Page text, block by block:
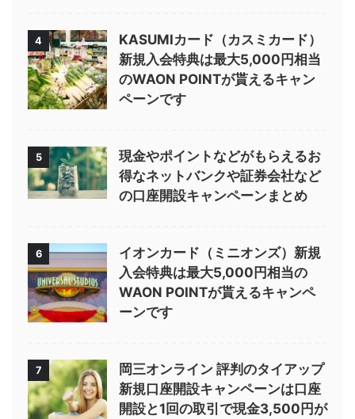
4
KASUMIカード（カスミカード）
新規入会特典は最大5,000円相当
のWAON POINTが貰えるキャン
ペーンです
5
現金やポイントなどがもらえるお
得なネットバンクや証券会社など
の口座開設キャンペーンまとめ
6
イオンカード（ミニオンズ）新規
入会特典は最大5,000円相当の
WAON POINTが貰えるキャンペ
ーンです
7
岡三オンライン 評判のタイアップ
新規口座開設キャンペーンは口座
開設と1回の取引で現金3,500円が